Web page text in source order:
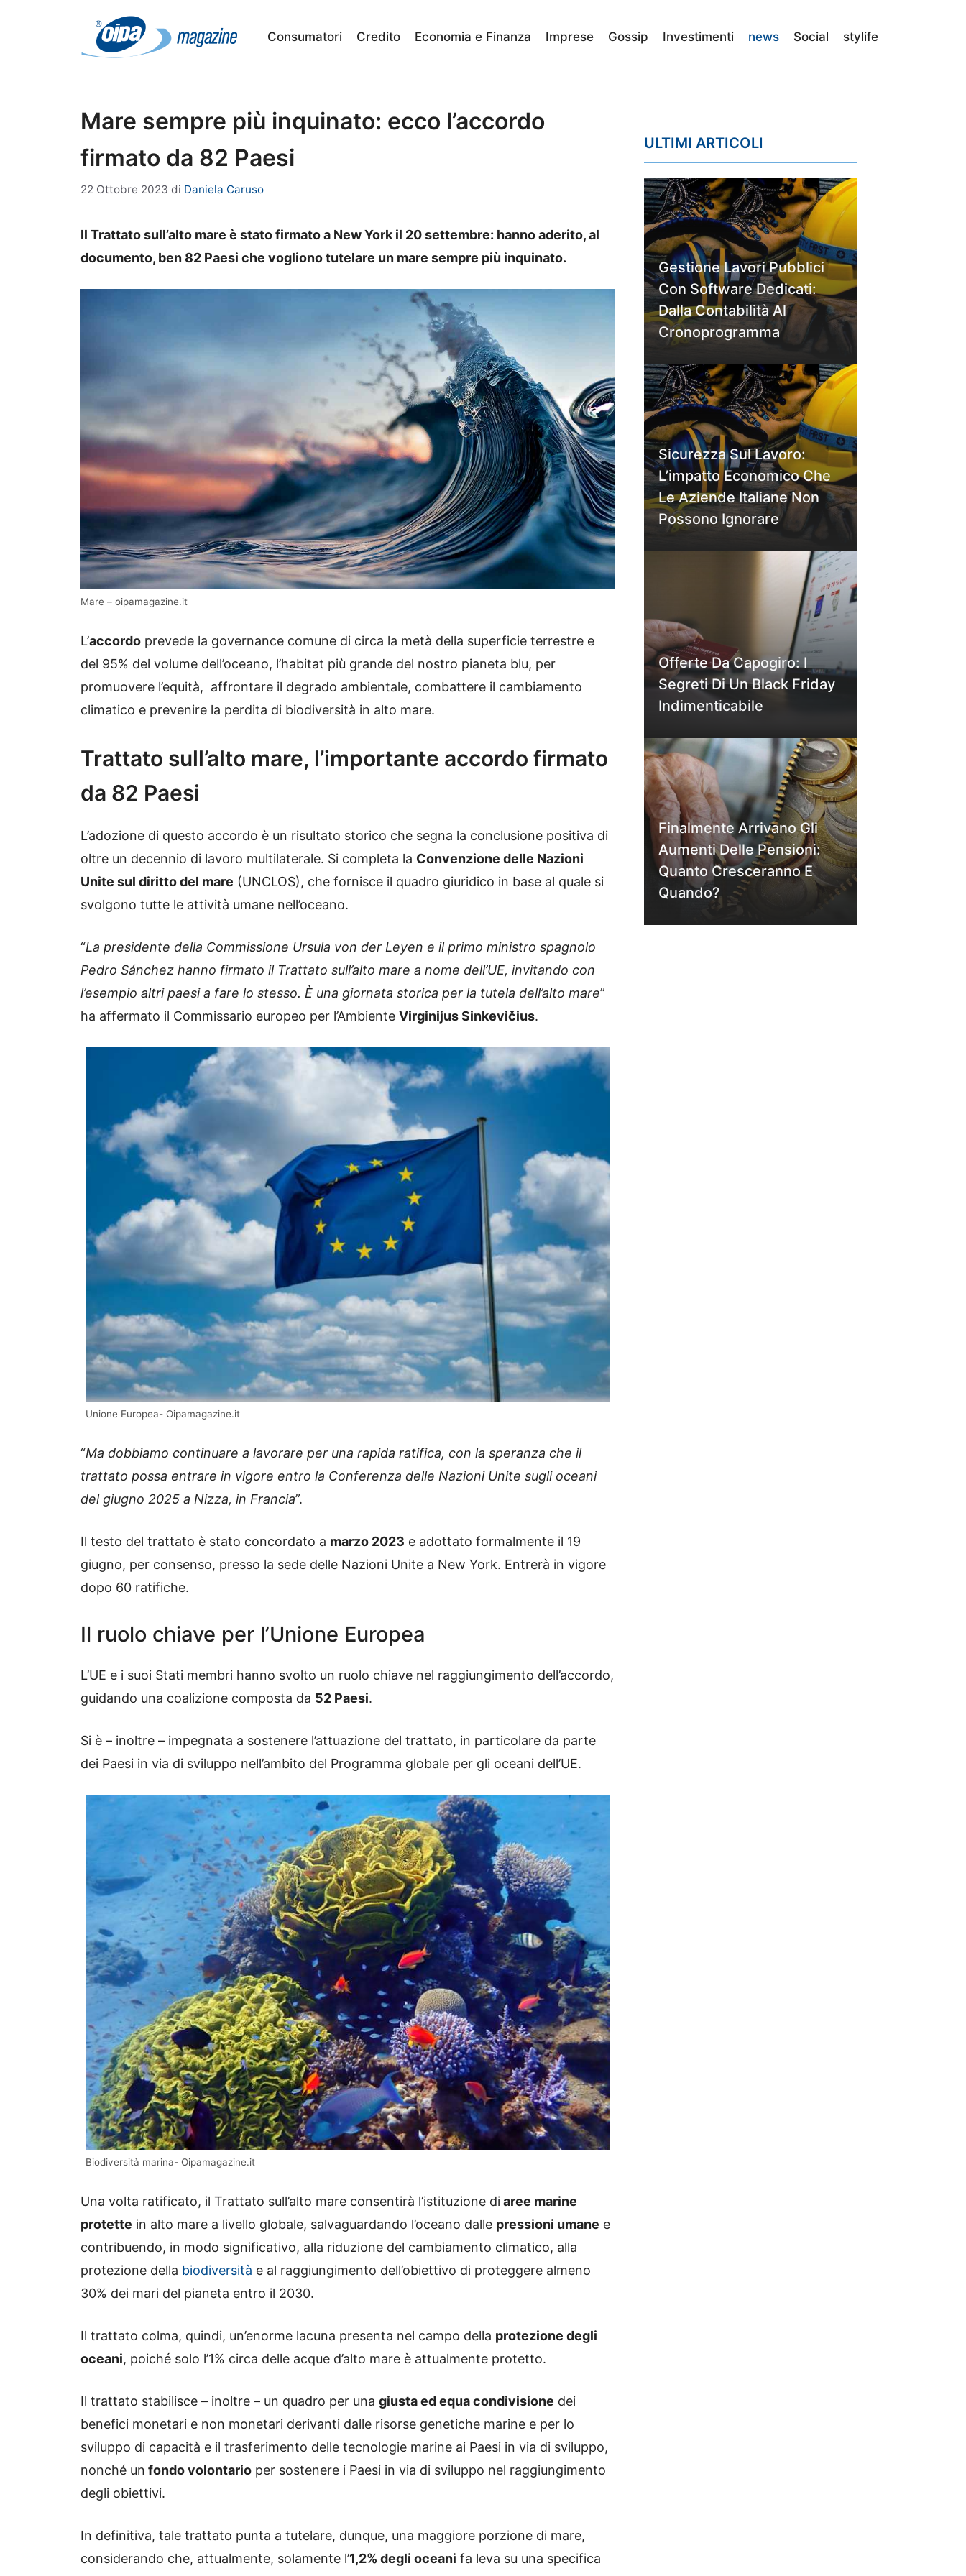
Consumatori Credito Economia e Finanza Imprese Gossip Investimenti news Social stylife
Mare sempre più inquinato: ecco l’accordo
firmato da 82 Paesi
22 Ottobre 2023 di Daniela Caruso
Il Trattato sull’alto mare è stato firmato a New York il 20 settembre: hanno aderito, al
documento, ben 82 Paesi che vogliono tutelare un mare sempre più inquinato.
Mare – oipamagazine.it
L’accordo prevede la governance comune di circa la metà della superficie terrestre e
del 95% del volume dell’oceano, l’habitat più grande del nostro pianeta blu, per
promuovere l’equità, affrontare il degrado ambientale, combattere il cambiamento
climatico e prevenire la perdita di biodiversità in alto mare.
Trattato sull’alto mare, l’importante accordo firmato
da 82 Paesi
L’adozione di questo accordo è un risultato storico che segna la conclusione positiva di
oltre un decennio di lavoro multilaterale. Si completa la Convenzione delle Nazioni
Unite sul diritto del mare (UNCLOS), che fornisce il quadro giuridico in base al quale si
svolgono tutte le attività umane nell’oceano.
“La presidente della Commissione Ursula von der Leyen e il primo ministro spagnolo
Pedro Sánchez hanno firmato il Trattato sull’alto mare a nome dell’UE, invitando con
l’esempio altri paesi a fare lo stesso. È una giornata storica per la tutela dell’alto mare”
ha affermato il Commissario europeo per l’Ambiente Virginijus Sinkevičius.
Unione Europea- Oipamagazine.it
“Ma dobbiamo continuare a lavorare per una rapida ratifica, con la speranza che il
trattato possa entrare in vigore entro la Conferenza delle Nazioni Unite sugli oceani
del giugno 2025 a Nizza, in Francia”.
Il testo del trattato è stato concordato a marzo 2023 e adottato formalmente il 19
giugno, per consenso, presso la sede delle Nazioni Unite a New York. Entrerà in vigore
dopo 60 ratifiche.
Il ruolo chiave per l’Unione Europea
L’UE e i suoi Stati membri hanno svolto un ruolo chiave nel raggiungimento dell’accordo,
guidando una coalizione composta da 52 Paesi.
Si è – inoltre – impegnata a sostenere l’attuazione del trattato, in particolare da parte
dei Paesi in via di sviluppo nell’ambito del Programma globale per gli oceani dell’UE.
Biodiversità marina- Oipamagazine.it
Una volta ratificato, il Trattato sull’alto mare consentirà l’istituzione diaree marine
protette in alto mare a livello globale, salvaguardando l’oceano dalle pressioni umane e
contribuendo, in modo significativo, alla riduzione del cambiamento climatico, alla
protezione della biodiversità e al raggiungimento dell’obiettivo di proteggere almeno
30% dei mari del pianeta entro il 2030.
Il trattato colma, quindi, un’enorme lacuna presenta nel campo della protezione degli
oceani, poiché solo l’1% circa delle acque d’alto mare è attualmente protetto.
Il trattato stabilisce – inoltre – un quadro per una giusta ed equa condivisione dei
benefici monetari e non monetari derivanti dalle risorse genetiche marine e per lo
sviluppo di capacità e il trasferimento delle tecnologie marine ai Paesi in via di sviluppo,
nonché un fondo volontario per sostenere i Paesi in via di sviluppo nel raggiungimento
degli obiettivi.
In definitiva, tale trattato punta a tutelare, dunque, una maggiore porzione di mare,
considerando che, attualmente, solamente l’1,2% degli oceani fa leva su una specifica
ULTIMI ARTICOLI
Gestione Lavori Pubblici
Con Software Dedicati:
Dalla Contabilità Al
Cronoprogramma
Sicurezza Sul Lavoro:
L’impatto Economico Che
Le Aziende Italiane Non
Possono Ignorare
Offerte Da Capogiro: I
Segreti Di Un Black Friday
Indimenticabile
Finalmente Arrivano Gli
Aumenti Delle Pensioni:
Quanto Cresceranno E
Quando?